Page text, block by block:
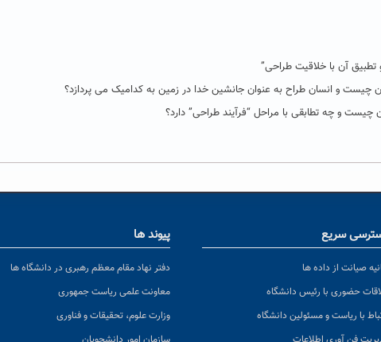
تطبیق آن با خلاقیت طراحی”
چیست و انسان طراح به عنوان جانشین خدا در زمین به کدامیک می پردازد؟
و چه تطابقی با مراحل “فرآیند طراحی” دارد؟
سریع
صیانت از داده ها
حضوری با رئیس دانشگاه
با ریاست و مسئولین دانشگاه
پیوند ها
دفتر نهاد مقام معظم رهبری در دانشگاه ها
معاونت علمی ریاست جمهوری
وزارت علوم، تحقیقات و فناوری